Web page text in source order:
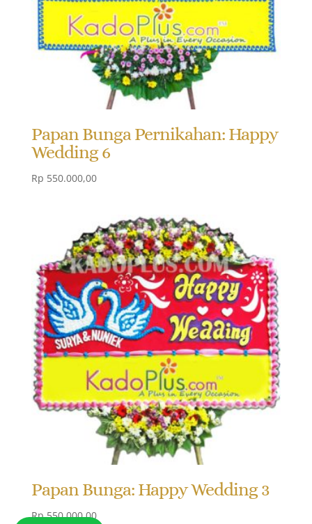
Papan Bunga Pernikahan: Happy
Wedding 6
Rp 550.000,00
Papan Bunga: Happy Wedding 3
Rp550.000,00